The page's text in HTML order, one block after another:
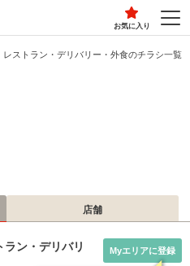
お気に入り
レストラン・デリバリー・外食のチラシ一覧
店舗
ン・デリバリ
Myエリアに登録